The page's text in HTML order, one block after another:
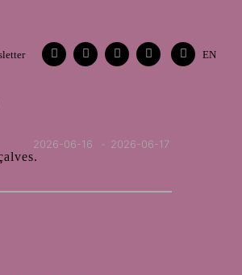
FacebookInstagramVimeo Flickr Contactos
EN
2026-06-17
2026-06-16